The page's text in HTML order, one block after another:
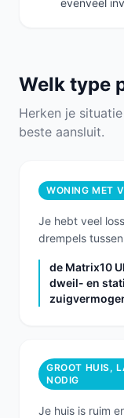
evenveel
Welk type
Herken je
beste aansluit.
WONING MET
Je hebt veel
drempels
de Matrix10
dweil- en
GROOT HUIS,
NODIG
Je huis is ruim